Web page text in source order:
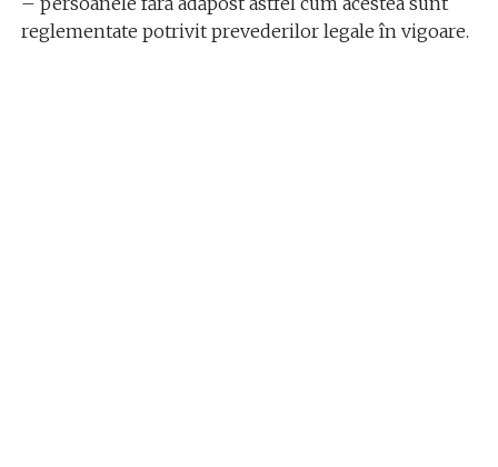
reglementate potrivit prevederilor legale în vigoare.